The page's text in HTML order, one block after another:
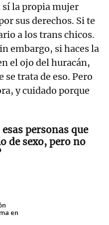
sí la propia mujer
sus derechos. Si te
a los trans chicos.
embargo, si haces la
el ojo del huracán,
se trata de eso. Pero
y cuidado porque
personas que
de sexo, pero no
en